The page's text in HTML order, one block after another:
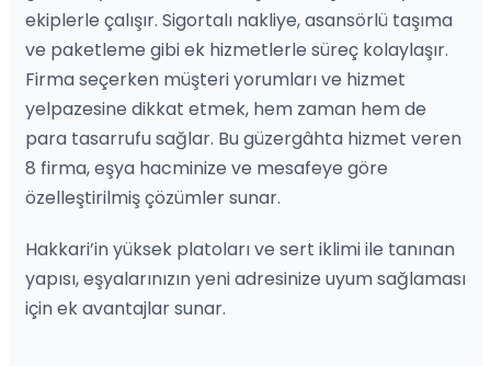
ekiplerle çalışır. Sigortalı nakliye, asansörlü taşıma
ve paketleme gibi ek hizmetlerle süreç kolaylaşır.
Firma seçerken müşteri yorumları ve hizmet
yelpazesine dikkat etmek, hem zaman hem de
para tasarrufu sağlar. Bu güzergâhta hizmet veren
8 firma, eşya hacminize ve mesafeye göre
özelleştirilmiş çözümler sunar.
Hakkari’in yüksek platoları ve sert iklimi ile tanınan
yapısı, eşyalarınızın yeni adresinize uyum sağlaması
için ek avantajlar sunar.